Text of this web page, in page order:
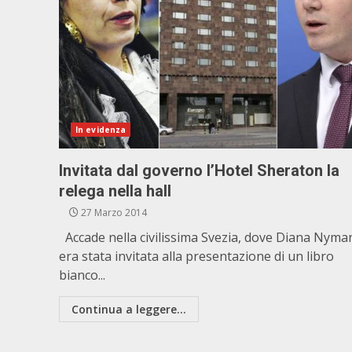
In evidenza
Invitata dal governo l’Hotel Sheraton la
relega nella hall
27 Marzo 2014
Accade nella civilissima Svezia, dove Diana
era stata invitata alla presentazione di un libro
bianco...
Continua a leggere...